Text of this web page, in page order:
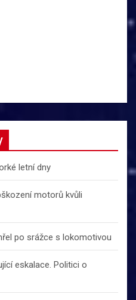
letní dny
motorů kvůli
po srážce s lokomotivou
eskalace. Politici o